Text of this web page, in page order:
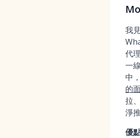
我
代
一
中
的
拉
淨
優